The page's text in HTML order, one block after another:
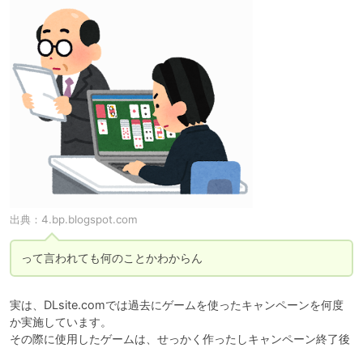
出典： 4.bp.blogspot.com
って言われても何のことかわからん
実は、DLsite.comでは過去にゲームを使ったキャンペーンを何度
か実施しています。
その際に使用したゲームは、せっかく作ったしキャンペーン終了後